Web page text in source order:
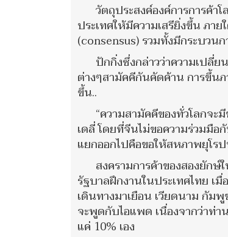
วัตถุประสงค์องค์การการค้
ประเทศให้มีความเสรียิ่งขึ้น ภา
(consensus) รวมทั้งมีกระบวน
ปักกิ่งซึ่งกล่าวว่าความเปลี่
ต่างๆสามัคคีกันคัดค้าน การขึ้น
ขึ้น..
“ความสามัคคีของทั่วโลกจ
เดลี่ โดยที่จีนไม่ขอความร่วมมือ
แยกออกไปคือขอให้สหภาพยุโร
สงครามการค้าของสองยัก
รัฐบาลฝึกงานในประเทศไทย เ
เดินทางมาเยือน เวียดนาม กัมพู
จะพูดกับไอแพด เนื่องจากว่าท่า
แค่ 10% เอง